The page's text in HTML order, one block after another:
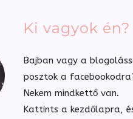
Ki vagyok én?
Bajban vagy a
posztok a
Nekem mindkettő van.
Kattints a kezdőlapra,